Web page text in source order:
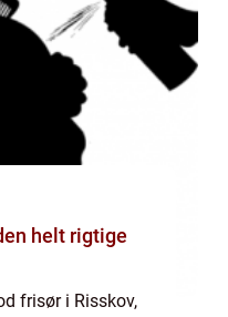
helt rigtige
frisør i Risskov,